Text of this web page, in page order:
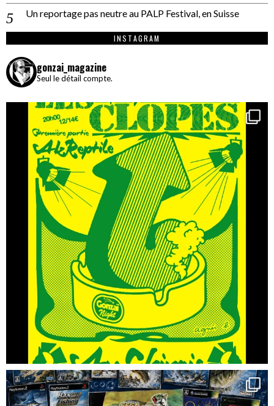
Un reportage pas neutre au PALP Festival, en Suisse
INSTAGRAM
gonzai_magazine
Seul le détail compte.